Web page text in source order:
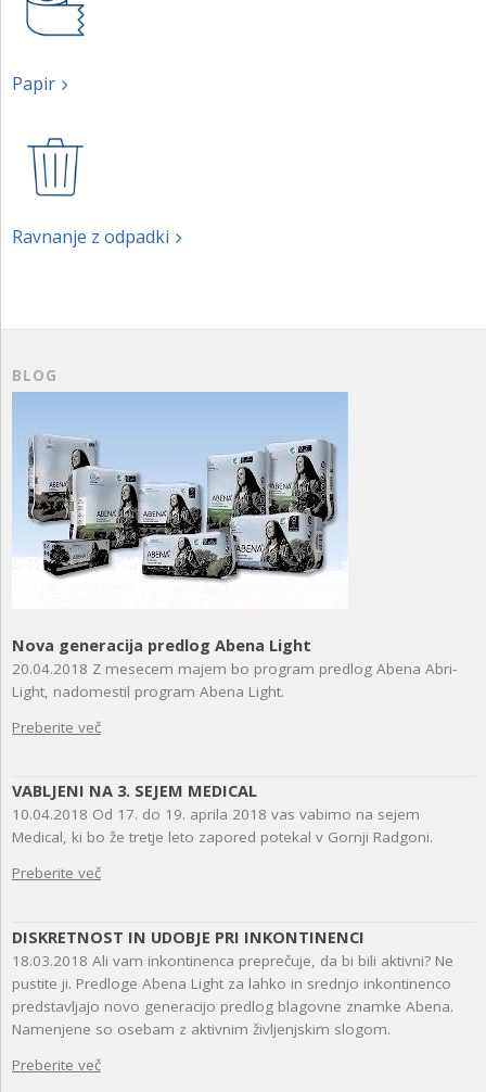
Papir
Ravnanje z odpadki
BLOG
Nova generacija predlog Abena Light
20.04.2018 Z mesecem majem bo program predlog Abena Abri-
Light, nadomestil program Abena Light.
Preberite več
VABLJENI NA 3. SEJEM MEDICAL
10.04.2018 Od 17. do 19. aprila 2018 vas vabimo na sejem
Medical, ki bo že tretje leto zapored potekal v Gornji Radgoni.
Preberite več
DISKRETNOST IN UDOBJE PRI INKONTINENCI
18.03.2018 Ali vam inkontinenca preprečuje, da bi bili aktivni? Ne
pustite ji. Predloge Abena Light za lahko in srednjo inkontinenco
predstavljajo novo generacijo predlog blagovne znamke Abena.
Namenjene so osebam z aktivnim življenjskim slogom.
Preberite več